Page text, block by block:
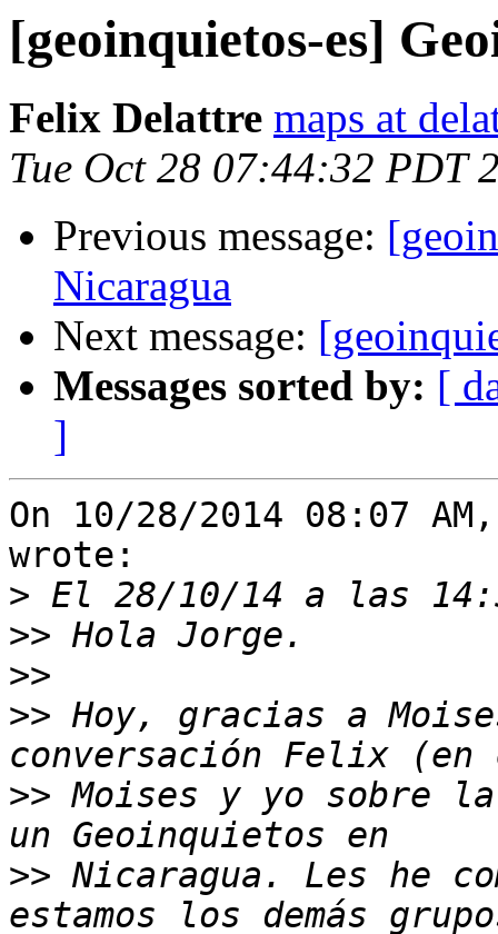
[geoinquietos-es]
Felix Delattre maps at
Tue Oct 28 07:44:32 PDT
Previous message:
Nicaragua
Next message:
Messages sorted by: [
]
On 10/28/2014 08:07
wrote:
>
>>
>>
>> Hoy, gracias a
>> Moises y yo sobre
>> Nicaragua. Les he